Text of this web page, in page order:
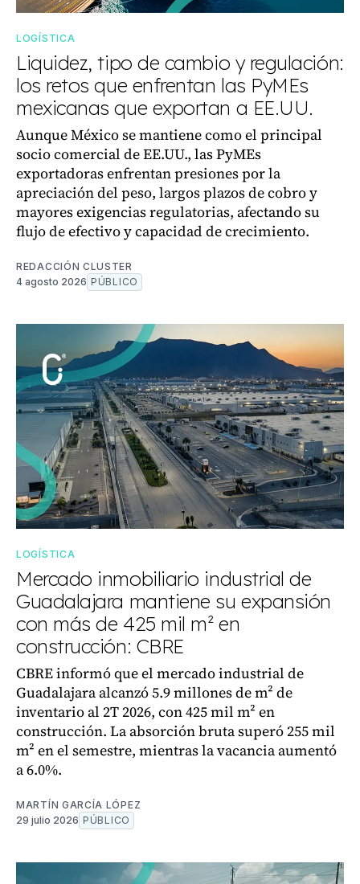
LOGÍSTICA
Liquidez, tipo de cambio y regulación:
los retos que enfrentan las PyMEs
mexicanas que exportan a EE.UU.
Aunque México se mantiene como el principal
socio comercial de EE.UU., las PyMEs
exportadoras enfrentan presiones por la
apreciación del peso, largos plazos de cobro y
mayores exigencias regulatorias, afectando su
flujo de efectivo y capacidad de crecimiento.
REDACCIÓN CLUSTER
4 agosto 2026 PÚBLICO
LOGÍSTICA
Mercado inmobiliario industrial de
Guadalajara mantiene su expansión
con más de 425 mil m² en
construcción: CBRE
CBRE informó que el mercado industrial de
Guadalajara alcanzó 5.9 millones de m² de
inventario al 2T 2026, con 425 mil m² en
construcción. La absorción bruta superó 255 mil
m² en el semestre, mientras la vacancia aumentó
a 6.0%.
MARTÍN GARCÍA LÓPEZ
29 julio 2026 PÚBLICO